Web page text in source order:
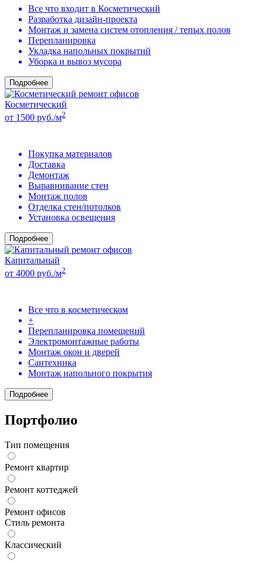
Все что входит в Косметический
Разработка дизайн-проекта
Монтаж и замена систем отопления / тепых полов
Перепланировка
Укладка напольных покрытий
Уборка и вывоз мусора
Подробнее
Косметический
от 1500 руб./м2
Покупка материалов
Доставка
Демонтаж
Выравнивание стен
Монтаж полов
Отделка стен/потолков
Установка освещения
Подробнее
Капитальный
от 4000 руб./м2
Все что в косметическом
+
Перепланировка помещений
Электромонтажные работы
Монтаж окон и дверей
Сантехника
Монтаж напольного покрытия
Подробнее
Портфолио
Тип помещения
Ремонт квартир
Ремонт коттеджей
Ремонт офисов
Стиль ремонта
Классический